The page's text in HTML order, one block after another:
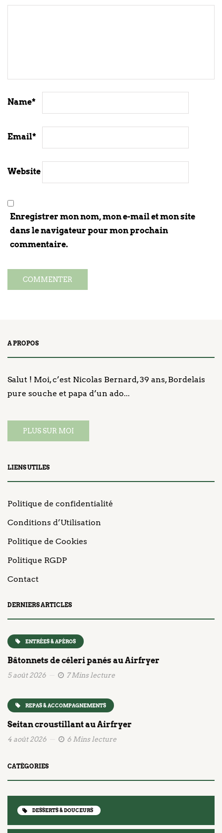
Name*
Email*
Website
Enregistrer mon nom, mon e-mail et mon site
dans le navigateur pour mon prochain
commentaire.
A PROPOS
Salut ! Moi, c’est Nicolas Bernard, 39 ans, Bordelais
pure souche et papa d’un ado...
PLUS SUR MOI
LIENS UTILES
Politique de confidentialité
Conditions d’Utilisation
Politique de Cookies
Politique RGDP
Contact
DERNIERS ARTICLES
ENTRÉES & APÉROS
Bâtonnets de céleri panés au Airfryer
5 août 2026 7 Mins lecture
REPAS & ACCOMPAGNEMENTS
Seitan croustillant au Airfryer
4 août 2026 6 Mins lecture
CATÉGORIES
DESSERTS & DOUCEURS